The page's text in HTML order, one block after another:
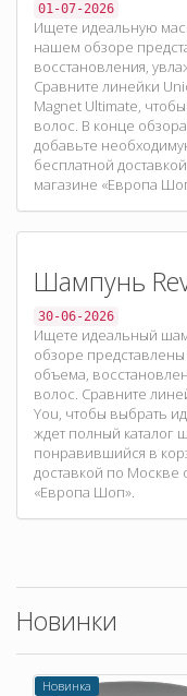
01-07-2026
Ищете идеальную
нашем обзоре
восстановления,
Сравните линейки
Magnet Ultimate,
волос. В конце
добавьте
бесплатной
магазине «Европа
Шампунь
30-06-2026
Ищете идеальный
обзоре представлены
объема,
волос. Сравните
You, чтобы выбрать
ждет полный каталог
понравившийся в
доставкой по Москве
«Европа Шоп».
Новинки
Новинка